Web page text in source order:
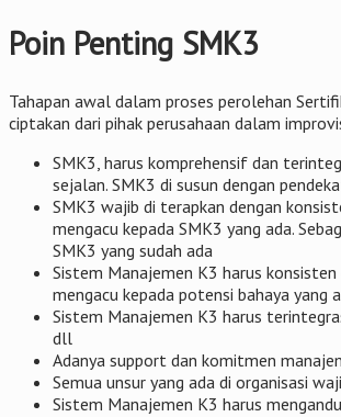
Poin Penting SMK3
Tahapan awal dalam proses perolehan
ciptakan dari pihak perusahaan dalam
SMK3, harus komprehensif dan
sejalan. SMK3 di susun dengan
SMK3 wajib di terapkan dengan
mengacu kepada SMK3 yang ada.
SMK3 yang sudah ada
Sistem Manajemen K3 harus
mengacu kepada potensi bahaya yang
Sistem Manajemen K3 harus
dll
Adanya support dan komitmen
Semua unsur yang ada di organisasi
Sistem Manajemen K3 harus